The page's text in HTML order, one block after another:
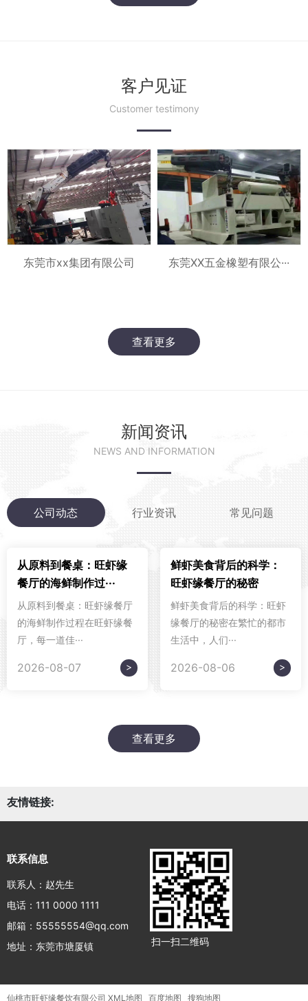
客户见证
Customer testimony
东莞市xx集团有限公司 东莞XX五金橡塑有限公···
查看更多
新闻资讯
NEWS AND INFORMATION
公司动态 行业资讯 常见问题
从原料到餐桌：旺虾缘
餐厅的海鲜制作过···
从原料到餐桌：旺虾缘餐厅
的海鲜制作过程在旺虾缘餐
厅，每一道佳···
2026-08-07 >
鲜虾美食背后的科学：
旺虾缘餐厅的秘密
鲜虾美食背后的科学：旺虾
缘餐厅的秘密在繁忙的都市
生活中，人们···
2026-08-06 >
查看更多
友情链接:
联系信息
联系人：赵先生
电话：111 0000 1111
邮箱：55555554@qq.com
地址：东莞市塘厦镇
扫一扫二维码
仙桃市旺虾缘餐饮有限公司 XML地图 百度地图 搜狗地图